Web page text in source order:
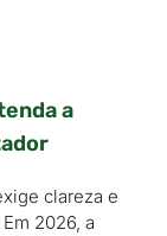
a
clareza e
2026, a